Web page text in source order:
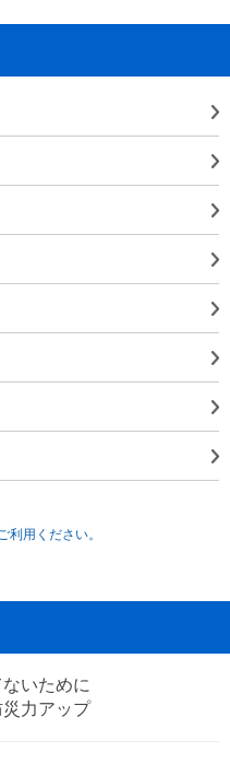
利用ください。
いために
力アップ